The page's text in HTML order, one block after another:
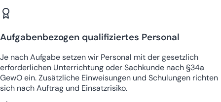
Aufgabenbezogen qualifiziertes Personal
Je nach Aufgabe setzen wir Personal mit der gesetzlich
erforderlichen Unterrichtung oder Sachkunde nach §34a
GewO ein. Zusätzliche Einweisungen und Schulungen richten
sich nach Auftrag und Einsatzrisiko.